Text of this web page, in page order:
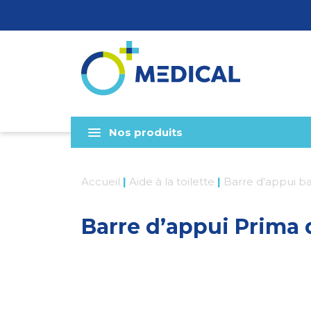
Nos produits
Accueil | Aide à la toilette | Barre d'appui
Barre d’appui Prima